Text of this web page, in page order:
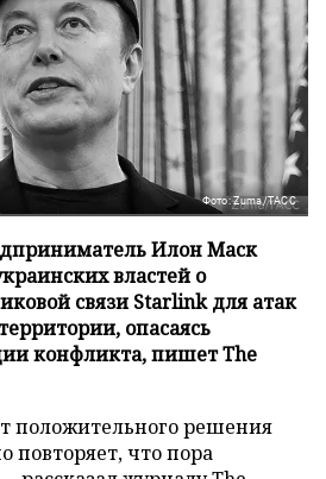
Фото: Zuma/ТАСС
Илон Маск
властей о
связи Starlink для атак
опасаясь
конфликта, пишет The
положительного решения
повторяет, что пора